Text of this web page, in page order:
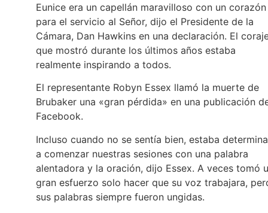
Eunice era un capellán maravilloso con un corazón
para el servicio al Señor, dijo el Presidente de la
Cámara, Dan Hawkins en una declaración. El
que mostró durante los últimos años estaba
realmente inspirando a todos.
El representante Robyn Essex llamó la muerte de
Brubaker una «gran pérdida» en una publicación
Facebook.
Incluso cuando no se sentía bien, estaba
a comenzar nuestras sesiones con una palabra
alentadora y la oración, dijo Essex. A veces tomó
gran esfuerzo solo hacer que su voz trabajara,
sus palabras siempre fueron ungidas.